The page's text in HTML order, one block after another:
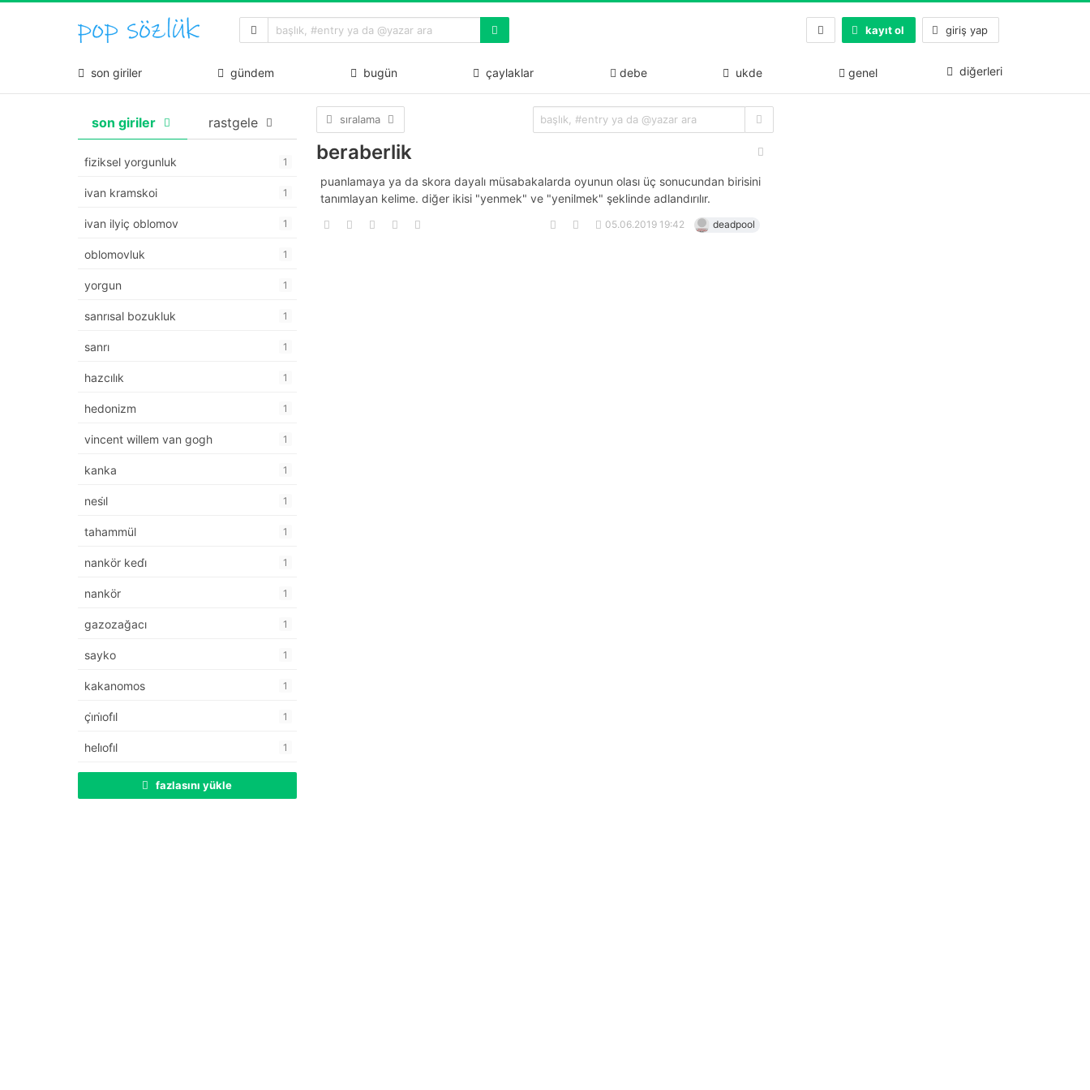
kayıt ol giriş yap
son giriler gündem bugün çaylaklar debe ukde genel diğerleri
son giriler rastgele
fiziksel yorgunluk 1
ivan kramskoi 1
ivan ilyiç oblomov 1
oblomovluk 1
yorgun 1
sanrısal bozukluk 1
sanrı 1
hazcılık 1
hedonizm 1
vincent willem van gogh 1
kanka 1
nesi̇l 1
tahammül 1
nankör kedi̇ 1
nankör 1
gazozağacı 1
sayko 1
kakanomos 1
çi̇ni̇ofi̇l 1
heli̇ofi̇l 1
fazlasını yükle
sıralama
beraberlik
puanlamaya ya da skora dayalı müsabakalarda oyunun olası üç sonucundan birisini
tanımlayan kelime. diğer ikisi "yenmek" ve "yenilmek" şeklinde adlandırılır.
05.06.2019 19:42 deadpool